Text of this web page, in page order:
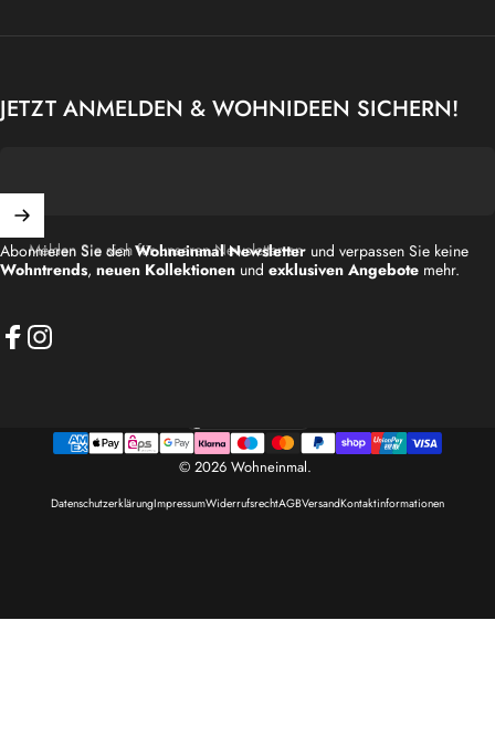
JETZT ANMELDEN & WOHNIDEEN SICHERN!
Melden Sie sich für unseren Newsletter an
Abonnieren Sie denWohneinmal Newsletter und verpassen Sie keine
Wohntrends, neuen Kollektionen und exklusiven Angebote mehr.
© 2026 Wohneinmal.
DatenschutzerklärungImpressumWiderrufsrechtAGBVersandKontaktinformationen
Land/Region